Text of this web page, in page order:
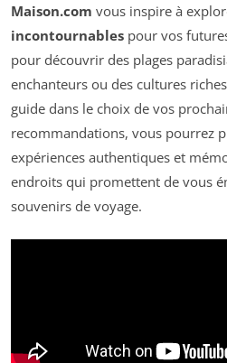
Maison.com vous inspire à
incontournables pour vos
pour découvrir des plages
enchanteurs ou des cultures
guide dans le choix de vos
recommandations, vous pourrez
expériences authentiques et
endroits qui promettent de vous
souvenirs de voyage.